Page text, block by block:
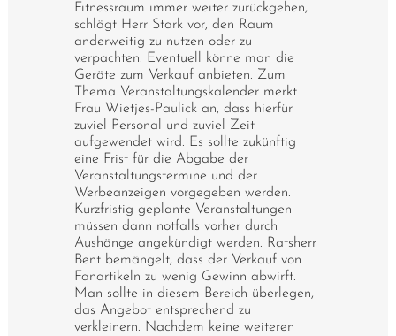
Fitnessraum immer weiter zurückgehen,
schlägt Herr Stark vor, den Raum
anderweitig zu nutzen oder zu
verpachten. Eventuell könne man die
Geräte zum Verkauf anbieten. Zum
Thema Veranstaltungskalender merkt
Frau Wietjes-Paulick an, dass hierfür
zuviel Personal und zuviel Zeit
aufgewendet wird. Es sollte zukünftig
eine Frist für die Abgabe der
Veranstaltungstermine und der
Werbeanzeigen vorgegeben werden.
Kurzfristig geplante Veranstaltungen
müssen dann notfalls vorher durch
Aushänge angekündigt werden. Ratsherr
Bent bemängelt, dass der Verkauf von
Fanartikeln zu wenig Gewinn abwirft.
Man sollte in diesem Bereich überlegen,
das Angebot entsprechend zu
verkleinern. Nachdem keine weiteren